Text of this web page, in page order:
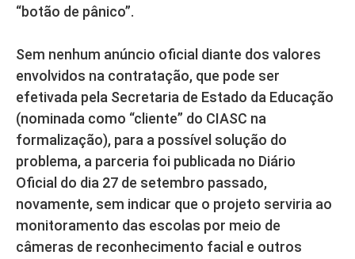
“botão de pânico”.
Sem nenhum anúncio oficial diante dos valores
envolvidos na contratação, que pode ser
efetivada pela Secretaria de Estado da Educação
(nominada como “cliente” do CIASC na
formalização), para a possível solução do
problema, a parceria foi publicada no Diário
Oficial do dia 27 de setembro passado,
novamente, sem indicar que o projeto serviria ao
monitoramento das escolas por meio de
câmeras de reconhecimento facial e outros